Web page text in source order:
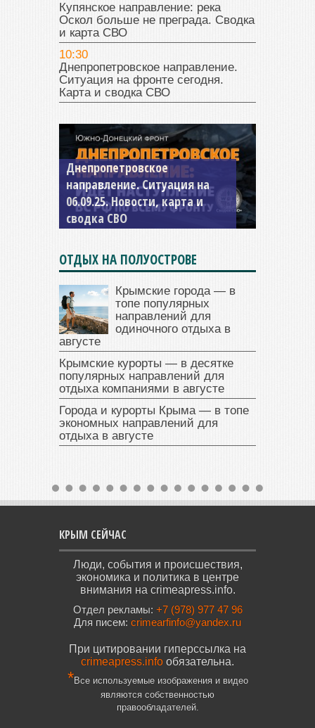
Купянское направление: река
Оскол больше не преграда. Сводка
и карта СВО
10:30
Днепропетровское направление.
Ситуация на фронте сегодня.
Карта и сводка СВО
Днепропетровское
направление. Ситуация на
06.09.25. Новости, карта и
сводка СВО
Константиновское
направление. Ситуация на
04.09.25 Новости, карта и
сводка СВО
ОТДЫХ НА ПОЛУОСТРОВЕ
Крымские города — в
топе популярных
направлений для
одиночного отдыха в
августе
Крымские курорты — в десятке
популярных направлений для
отдыха компаниями в августе
Города и курорты Крыма — в топе
экономных направлений для
отдыха в августе
КРЫМ СЕЙЧАС
Люди, события и происшествия,
экономика и политика в центре
внимания на crimeapress.info.
Отдел рекламы: +7 (978) 977 47 96
Для писем: crimearfinfo@yandex.ru
При цитировании гиперссылка на
crimeapress.info обязательна.
*Все используемые изображения и видео
являются собственностью
правообладателей.